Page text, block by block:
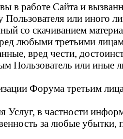
в работе Сайта и
или
со скачиванием
любыми третьими
вред чести,
Пользователь или иные
Форума третьим
Услуг, в частности
за любые